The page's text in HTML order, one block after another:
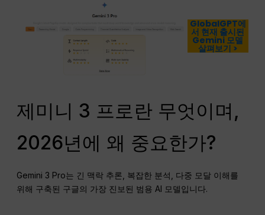
GlobalGPT에
서 현재 출시된
Gemini 모델
살펴보기 >
제미니 3 프로란 무엇이며,
2026년에 왜 중요한가?
Gemini 3 Pro는 긴 맥락 추론, 복잡한 분석, 다중 모달 이해를
위해 구축된 구글의 가장 진보된 범용 AI 모델입니다.